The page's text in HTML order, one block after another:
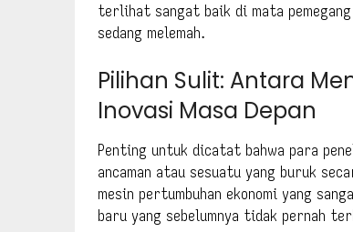
terlihat sangat baik di mata
sedang melemah.
Pilihan Sulit: Antara
Inovasi Masa Depan
Penting untuk dicatat bahwa para
ancaman atau sesuatu yang buruk
mesin pertumbuhan ekonomi yang
baru yang sebelumnya tidak pernah